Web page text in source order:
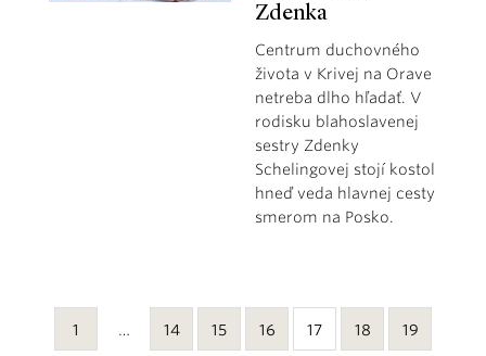
Zdenka
Centrum duchovného
života v Krivej na Orave
netreba dlho hľadať. V
rodisku blahoslavenej
sestry Zdenky
Schelingovej stojí kostol
hneď veda hlavnej cesty
smerom na Posko.
1 … 14 15 16 17 18 19